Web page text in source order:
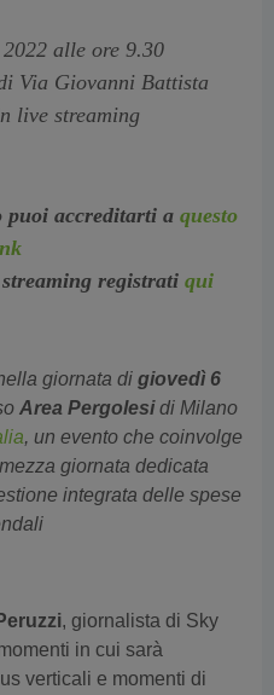
alle ore 9.30
Via Giovanni Battista
live streaming
puoi accreditarti a questo
registrati qui
giornata di giovedì 6
Area Pergolesidi Milano
, un evento che coinvolge
giornata dedicata
integrata delle spese
, giornalista di Sky
in cui sarà
verticali e momenti di